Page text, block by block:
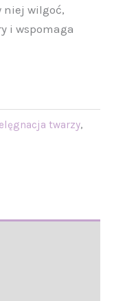
niej wilgoć,
i wspomaga
twarzy,